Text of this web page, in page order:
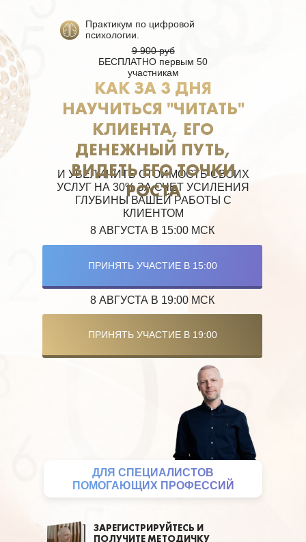
И УВЕЛИЧИТЬ СТОИМОСТЬ СВОИХ
УСЛУГ НА 30% ЗА СЧЕТ УСИЛЕНИЯ
ГЛУБИНЫ ВАШЕЙ РАБОТЫ С
КЛИЕНТОМ
8 АВГУСТА В 19:00 МСК
ЗАРЕГИСТРИРУЙТЕСЬ И
ПОЛУЧИТЕ МЕТОДИЧКУ
8 АВГУСТА В 15:00 МСК
ПРИНЯТЬ УЧАСТИЕ В 15:00
ПРИНЯТЬ УЧАСТИЕ В 19:00
Практикум по цифровой
психологии.
9 900 руб
БЕСПЛАТНО первым 50
участникам
ДЛЯ СПЕЦИАЛИСТОВ
ПОМОГАЮЩИХ ПРОФЕССИЙ
КАК ЗА 3 ДНЯ
НАУЧИТЬСЯ "ЧИТАТЬ"
КЛИЕНТА, ЕГО
ДЕНЕЖНЫЙ ПУТЬ,
ВИДЕТЬ ЕГО ТОЧКИ
РОСТА